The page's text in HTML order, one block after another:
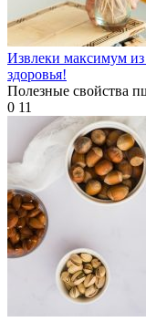
Извлеки максимум
здоровья!
Полезные свойства
0 11